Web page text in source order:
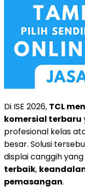
Di ISE 2026, TCL
komersial terbaru
profesional kelas
besar. Solusi
displai canggih
terbaik,
pemasangan.